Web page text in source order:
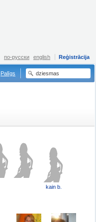
Reģistrācija
по-русски english
Palīgs
kain b.